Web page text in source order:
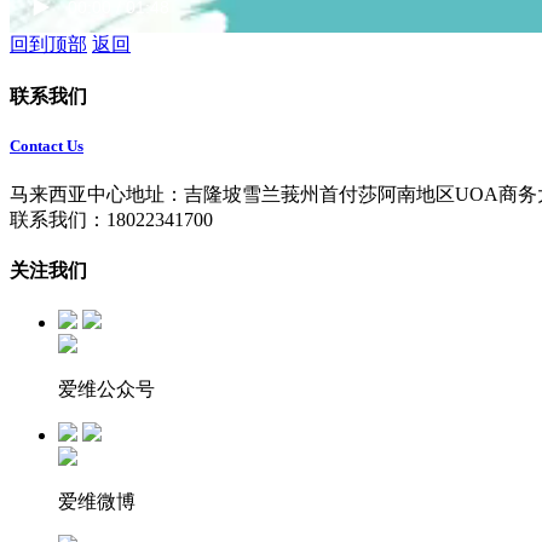
00:00 / 01:48
回到顶部 返回
联系我们
Contact Us
马来西亚中心地址：吉隆坡雪兰莪州首付莎阿南地区UOA商务
联系我们：18022341700
关注我们
爱维公众号
爱维微博